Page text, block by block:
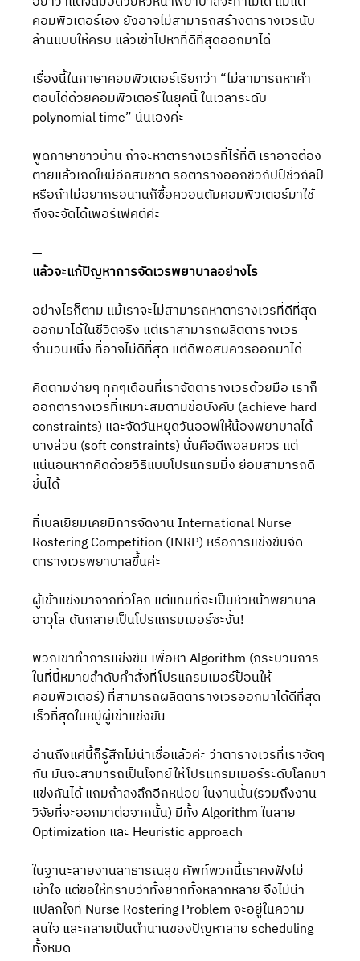
คอมพิวเตอร์เอง ยังอาจไม่สามารถสร้างตารางเวรนับ
ล้านแบบให้ครบ แล้วเข้าไปหาที่ดีที่สุดออกมาได้
เรื่องนี้ในภาษาคอมพิวเตอร์เรียกว่า “ไม่สามารถหาคำ
ตอบได้ด้วยคอมพิวเตอร์ในยุคนี้ ในเวลาระดับ
polynomial time” นั่นเองค่ะ
พูดภาษาชาวบ้าน ถ้าจะหาตารางเวรที่ไร้ที่ติ เราอาจต้อง
ตายแล้วเกิดใหม่อีกสิบชาติ รอตารางออกชัวกัปป์ชั่วกัลป์
หรือถ้าไม่อยากรอนานก็ซื้อควอนตัมคอมพิวเตอร์มาใช้
ถึงจะจัดได้เพอร์เฟคต์ค่ะ
—
แล้วจะแก้ปัญหาการจัดเวรพยาบาลอย่างไร
อย่างไรก็ตาม แม้เราจะไม่สามารถหาตารางเวรที่ดีที่สุด
ออกมาได้ในชีวิตจริง แต่เราสามารถผลิตตารางเวร
จำนวนหนึ่ง ที่อาจไม่ดีที่สุด แต่ดีพอสมควรออกมาได้
คิดตามง่ายๆ ทุกๆเดือนที่เราจัดตารางเวรด้วยมือ เราก็
ออกตารางเวรที่เหมาะสมตามข้อบังคับ (achieve hard
constraints) และจัดวันหยุดวันออฟให้น้องพยาบาลได้
บางส่วน (soft constraints) นั่นคือดีพอสมควร แต่
แน่นอนหากคิดด้วยวิธีแบบโปรแกรมมิ่ง ย่อมสามารถดี
ขึ้นได้
ที่เบลเยียมเคยมีการจัดงาน International Nurse
Rostering Competition (INRP) หรือการแข่งขันจัด
ตารางเวรพยาบาลขึ้นค่ะ
ผู้เข้าแข่งมาจากทั่วโลก แต่แทนที่จะเป็นหัวหน้าพยาบาล
อาวุโส ดันกลายเป็นโปรแกรมเมอร์ซะงั้น!
พวกเขาทำการแข่งขัน เพื่อหา Algorithm (กระบวนการ
ในที่นี้หมายลำดับคำสั่งที่โปรแกรมเมอร์ป้อนให้
คอมพิวเตอร์) ที่สามารถผลิตตารางเวรออกมาได้ดีที่สุด
เร็วที่สุดในหมู่ผู้เข้าแข่งขัน
อ่านถึงแค่นี้ก็รู้สึกไม่น่าเชื่อแล้วค่ะ ว่าตารางเวรที่เราจัดๆ
กัน มันจะสามารถเป็นโจทย์ให้โปรแกรมเมอร์ระดับโลกมา
แข่งกันได้ แถมถ้าลงลึกอีกหน่อย ในงานนั้น(รวมถึงงาน
วิจัยที่จะออกมาต่อจากนั้น) มีทั้ง Algorithm ในสาย
Optimization และ Heuristic approach
ในฐานะสายงานสาธารณสุข ศัพท์พวกนี้เราคงฟังไม่
เข้าใจ แต่ขอให้ทราบว่าทั้งยากทั้งหลากหลาย จึงไม่น่า
แปลกใจที่ Nurse Rostering Problem จะอยู่ในความ
สนใจ และกลายเป็นตำนานของปัญหาสาย scheduling
ทั้งหมด